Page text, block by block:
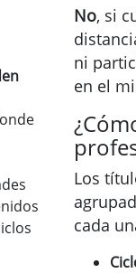
No, si
ni
en el
Los
cada